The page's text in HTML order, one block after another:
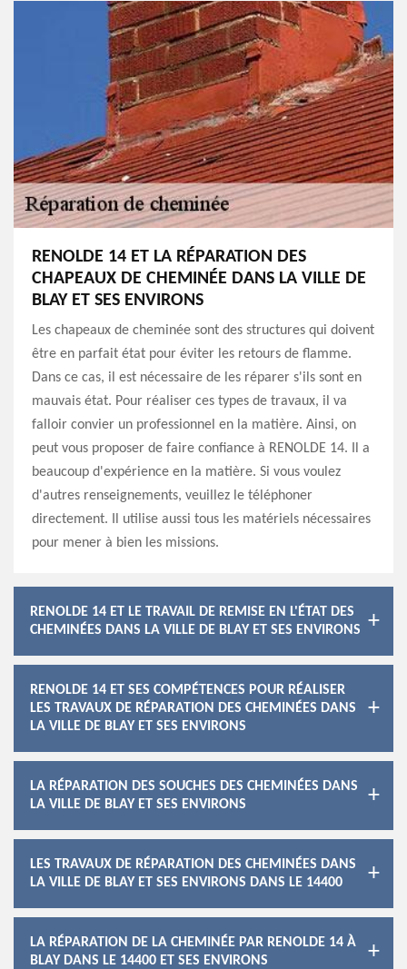
RENOLDE 14 ET LA RÉPARATION DES
CHAPEAUX DE CHEMINÉE DANS LA VILLE DE
BLAY ET SES ENVIRONS
Les chapeaux de cheminée sont des structures qui doivent
être en parfait état pour éviter les retours de flamme.
Dans ce cas, il est nécessaire de les réparer s'ils sont en
mauvais état. Pour réaliser ces types de travaux, il va
falloir convier un professionnel en la matière. Ainsi, on
peut vous proposer de faire confiance à RENOLDE 14. Il a
beaucoup d'expérience en la matière. Si vous voulez
d'autres renseignements, veuillez le téléphoner
directement. Il utilise aussi tous les matériels nécessaires
pour mener à bien les missions.
RENOLDE 14 ET LE TRAVAIL DE REMISE EN L'ÉTAT DES
CHEMINÉES DANS LA VILLE DE BLAY ET SES ENVIRONS
RENOLDE 14 ET SES COMPÉTENCES POUR RÉALISER
LES TRAVAUX DE RÉPARATION DES CHEMINÉES DANS
LA VILLE DE BLAY ET SES ENVIRONS
LA RÉPARATION DES SOUCHES DES CHEMINÉES DANS
LA VILLE DE BLAY ET SES ENVIRONS
LES TRAVAUX DE RÉPARATION DES CHEMINÉES DANS
LA VILLE DE BLAY ET SES ENVIRONS DANS LE 14400
LA RÉPARATION DE LA CHEMINÉE PAR RENOLDE 14 À
BLAY DANS LE 14400 ET SES ENVIRONS